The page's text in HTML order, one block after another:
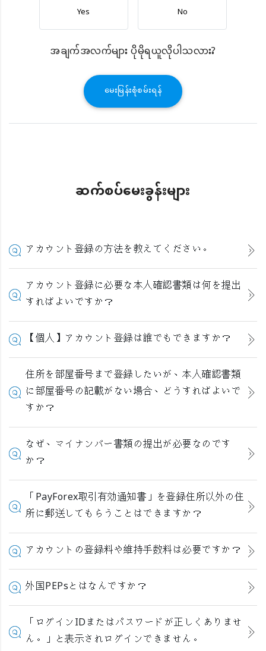
Yes No
အချက်အလက်များ ပိုမိုရယူလိုပါသလား?
မေးမြန်းစုံစမ်းရန်
ဆက်စပ်မေးခွန်းများ
アカウント登録の方法を教えてください。
アカウント登録に必要な本人確認書類は何を提出
すればよいですか？
【個人】アカウント登録は誰でもできますか？
住所を部屋番号まで登録したいが、本人確認書類
に部屋番号の記載がない場合、どうすればよいで
すか？
なぜ、マイナンバー書類の提出が必要なのです
か？
「PayForex取引有効通知書」を登録住所以外の住
所に郵送してもらうことはできますか？
アカウントの登録料や維持手数料は必要ですか？
外国PEPsとはなんですか？
「ログインIDまたはパスワードが正しくありませ
ん。」と表示されログインできません。